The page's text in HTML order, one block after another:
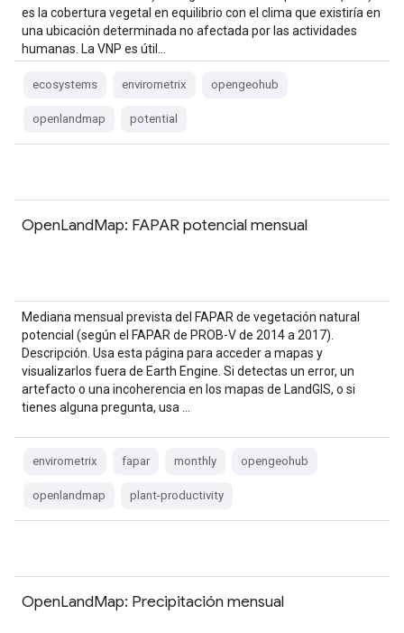
es la cobertura vegetal en equilibrio con el clima que existiría en
una ubicación determinada no afectada por las actividades
humanas. La VNP es útil…
ecosystems envirometrix opengeohub
openlandmap potential
OpenLandMap: FAPAR potencial mensual
Mediana mensual prevista del FAPAR de vegetación natural
potencial (según el FAPAR de PROB-V de 2014 a 2017).
Descripción. Usa esta página para acceder a mapas y
visualizarlos fuera de Earth Engine. Si detectas un error, un
artefacto o una incoherencia en los mapas de LandGIS, o si
tienes alguna pregunta, usa …
envirometrix fapar monthly opengeohub
openlandmap plant-productivity
OpenLandMap: Precipitación mensual